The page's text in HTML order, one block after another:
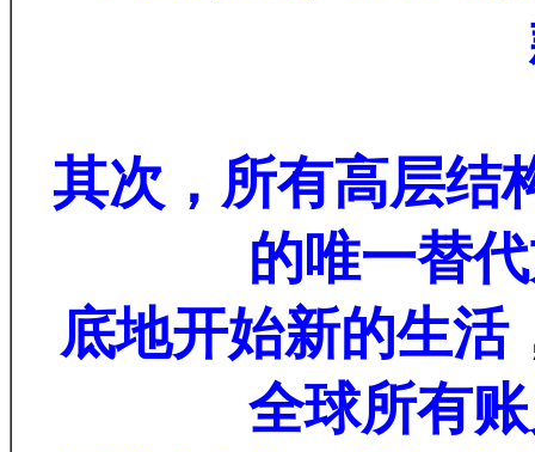
其次，所有高层结
的唯一替
底地开始新的生活
全球所有